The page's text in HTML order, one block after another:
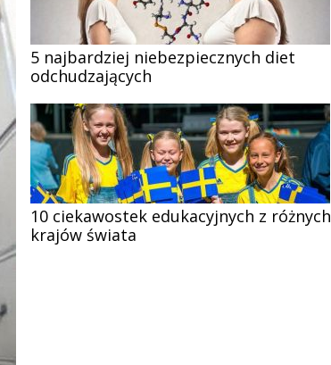
5 najbardziej niebezpiecznych diet
odchudzających
10 ciekawostek edukacyjnych z różnych
krajów świata